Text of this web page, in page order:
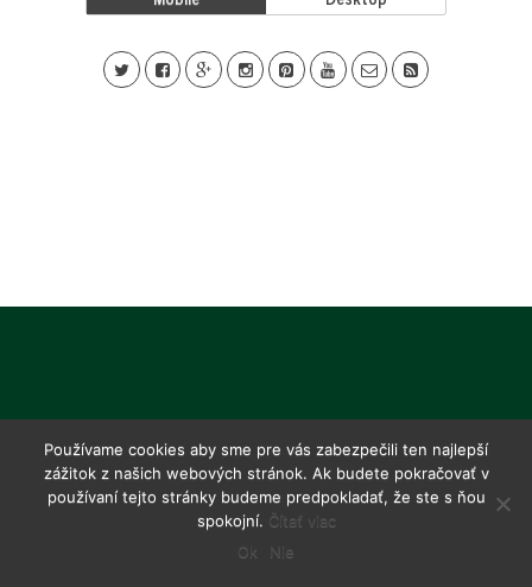
Používame cookies aby sme pre vás zabezpečili ten najlepší
zážitok z našich webových stránok. Ak budete pokračovať v
používaní tejto stránky budeme predpokladať, že ste s ňou
spokojní. Čítať viac
Ok
Nie